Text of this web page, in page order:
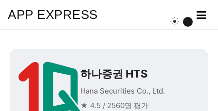
APP EXPRESS
하나증권 HTS
Hana Securities Co., Ltd.
★ 4.5 / 2560명 평가